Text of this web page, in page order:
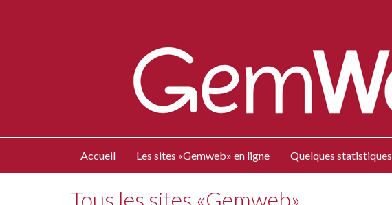
Accueil Les sites «Gemweb» en ligne Quelques statistiques
Tous les sites «Gemweb»